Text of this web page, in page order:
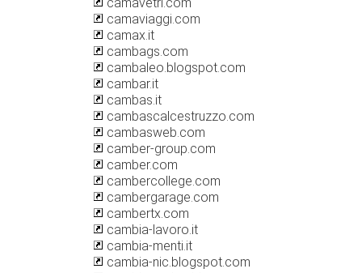
camaviaggi.com
camax.it
cambags.com
cambaleo.blogspot.com
cambar.it
cambas.it
cambascalcestruzzo.com
cambasweb.com
camber-group.com
camber.com
cambercollege.com
cambergarage.com
cambertx.com
cambia-lavoro.it
cambia-menti.it
cambia-nic.blogspot.com